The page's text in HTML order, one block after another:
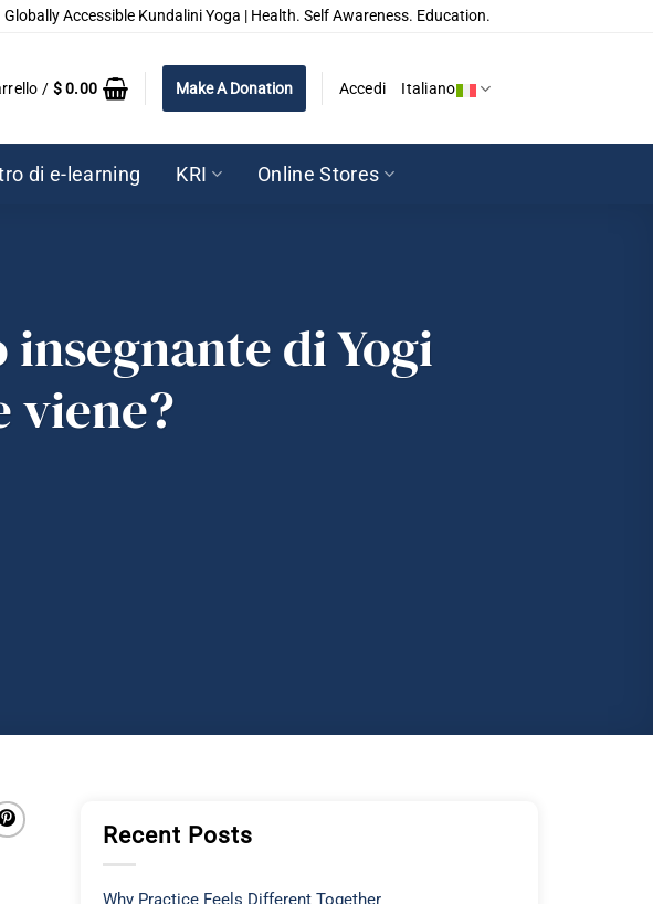
Globally Accessible Kundalini Yoga | Health. Self Awareness. Education.
/ $0.00 Make A Donation Accedi Italiano
di e-learning KRI Online Stores
di Yogi
viene?
Recent Posts
Why Practice Feels Different Together